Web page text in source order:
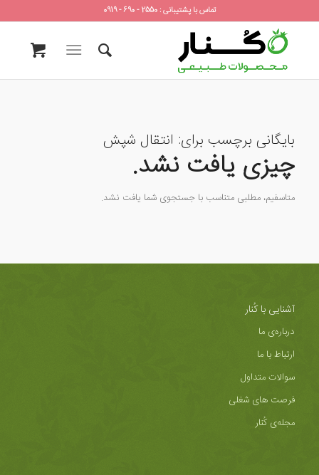
تماس با پشتیبانی : 2550 - 690 - 0919
بایگانی برچسب برای: انتقال شپش
چیزی یافت نشد.
متاسفیم، مطلبی متناسب با جستجوی شما یافت نشد.
آشنایی با کُنار
درباره‌ی ما
ارتباط با ما
سوالات متداول
فرصت های شغلی
مجله‌ی کُنار